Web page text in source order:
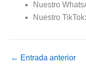
Nuestro
Nuestro TikTok:
← Entrada anterior